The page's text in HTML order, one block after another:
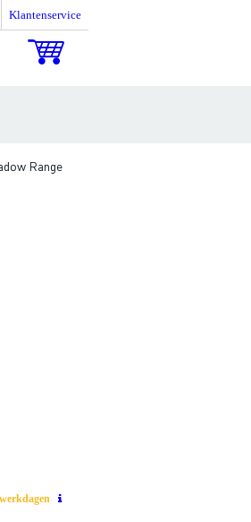
Klantenservice
Range